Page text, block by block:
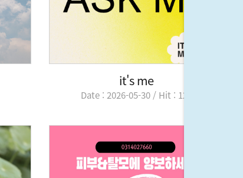
it's me
Date : 2026-05-30 / Hit : 127